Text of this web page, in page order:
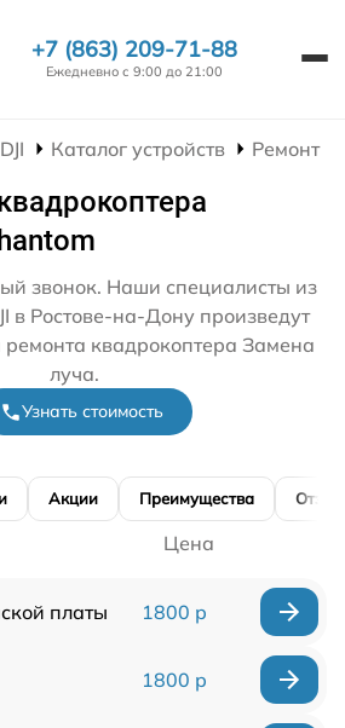
+7 (863) 209-71-88
Ежедневно с 9:00 до 21:00
Каталог устройств Ремонт
звонок. Наши специалисты из
в Ростове-на-Дону произведут
ремонта квадрокоптера Замена
луча.
Узнать стоимость
Акции Преимущества
Цена
платы 1800 р
1800 р